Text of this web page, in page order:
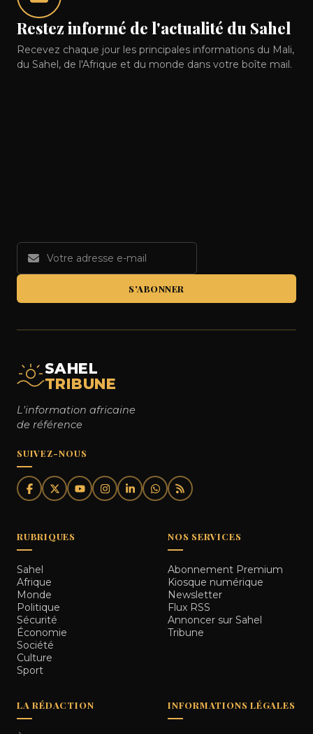
Restez informé de l'actualité du Sahel
Recevez chaque jour les principales informations du Mali,
du Sahel, de l'Afrique et du monde dans votre boîte mail.
S'ABONNER
SAHEL
TRIBUNE
L'information africaine
de référence
SUIVEZ-NOUS
RUBRIQUES
Sahel
Afrique
Monde
Politique
Sécurité
Économie
Société
Culture
Sport
NOS SERVICES
Abonnement Premium
Kiosque numérique
Newsletter
Flux RSS
Annoncer sur Sahel
Tribune
LA RÉDACTION INFORMATIONS LÉGALES